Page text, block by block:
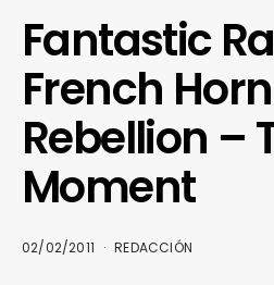
Fantastic
French Horn
Rebellion –
Moment
02/02/2011 REDACCIÓN